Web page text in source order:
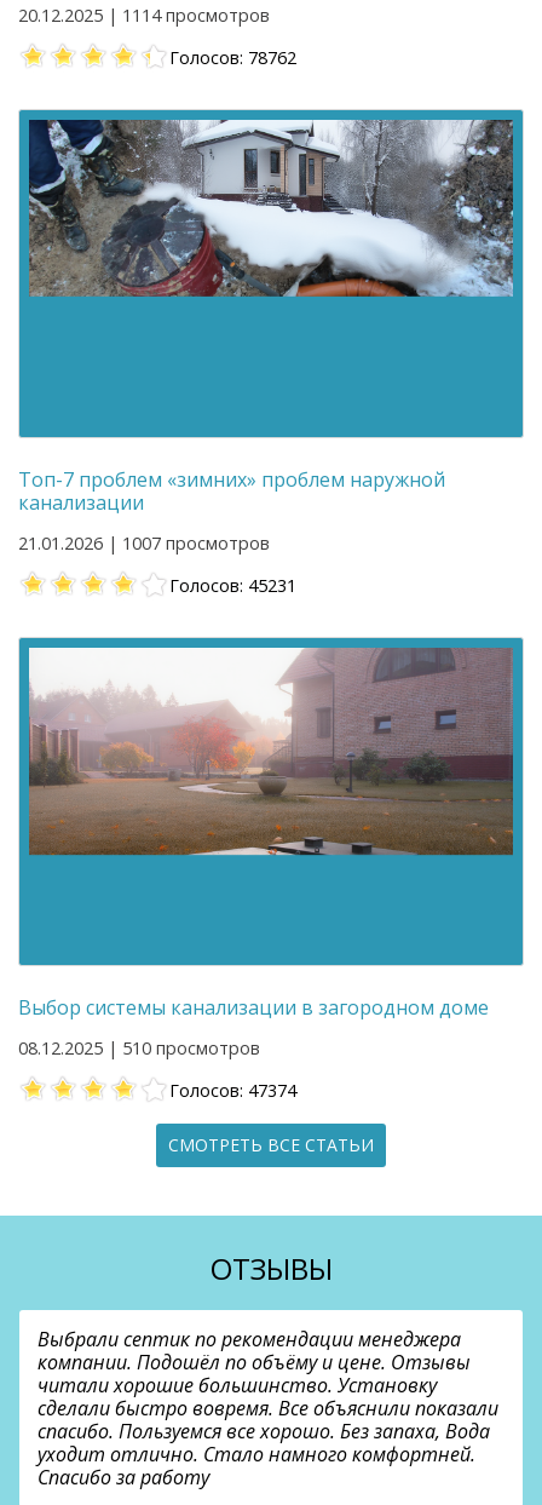
20.12.2025 | 1114 просмотров
Голосов: 78762
Топ-7 проблем «зимних» проблем наружной
канализации
21.01.2026 | 1007 просмотров
Голосов: 45231
Выбор системы канализации в загородном доме
08.12.2025 | 510 просмотров
Голосов: 47374
СМОТРЕТЬ ВСЕ СТАТЬИ
ОТЗЫВЫ
Выбрали септик по рекомендации менеджера
компании. Подошёл по объёму и цене. Отзывы
читали хорошие большинство. Установку
сделали быстро вовремя. Все объяснили показали
спасибо. Пользуемся все хорошо. Без запаха, Вода
уходит отлично. Стало намного комфортней.
Спасибо за работу